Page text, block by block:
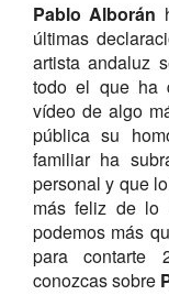
Pablo Alborán
últimas
artista andaluz
todo el que ha
vídeo de algo
pública su
familiar ha
personal y que
más feliz de lo
podemos más
para contarte
conozcas sobre